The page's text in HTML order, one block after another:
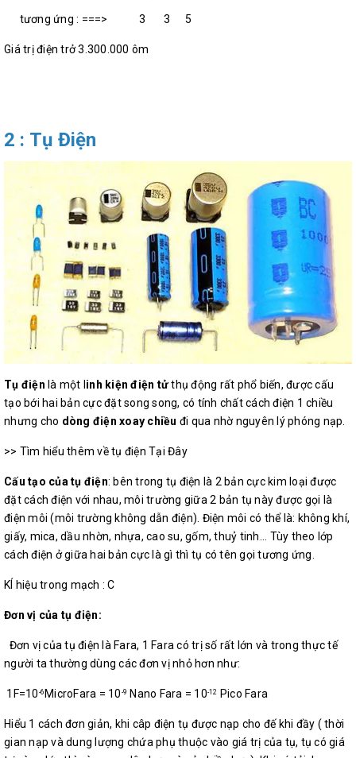
tương ứng : ===> 3 3 5
Giá trị điện trở 3.300.000 ôm
2 : Tụ Điện
Tụ điện là một l inh kiện điện tửthụ động rất phổ biến, được cấu
tạo bới hai bản cực đặt song song, có tính chất cách điện 1 chiều
nhưng cho dòng điện xoay chiều đi qua nhờ nguyên lý phóng nạp.
>> Tìm hiểu thêm về tụ điện Tại Đây
Cấu tạo của tụ điện: bên trong tụ điện là 2 bản cực kim loại được
đặt cách điện với nhau, môi trường giữa 2 bản tụ này được gọi là
điện môi (môi trường không dẫn điện). Điện môi có thể là: không khí,
giấy, mica, dầu nhờn, nhựa, cao su, gốm, thuỷ tinh... Tùy theo lớp
cách điện ở giữa hai bản cực là gì thì tụ có tên gọi tương ứng.
KÍ hiệu trong mạch : C
Đơn vị của tụ điện:
Đơn vị của tụ điện là Fara, 1 Fara có trị số rất lớn và trong thực tế
người ta thường dùng các đơn vị nhỏ hơn như:
1F=10 -6 MicroFara = 10 -9 Nano Fara = 10-12 Pico Fara
Hiểu 1 cách đơn giản, khi câp điện tụ được nạp cho đế khi đầy ( thời
gian nạp và dung lượng chứa phụ thuộc vào giá trị của tụ, tụ có giá